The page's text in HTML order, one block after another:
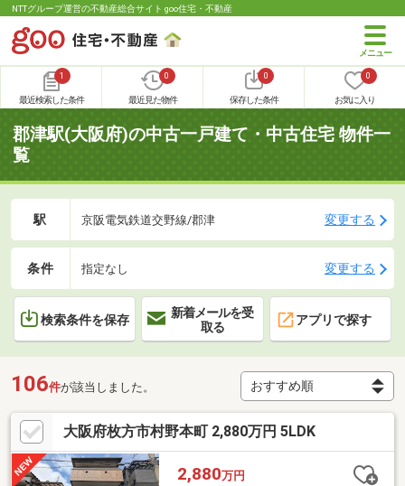
NTTグループ運営の不動産総合サイト goo住宅・不動産
1
最近検索した条件
0
最近見た物件
0
保存した条件
0
お気に入り
郡津駅(大阪府)の中古一戸建て・中古住宅 物件一
覧
駅 京阪電気鉄道交野線/郡津 変更する
条件 指定なし 変更する
検索条件を保存
新着メールを受
取る
アプリで探す
106件が該当しました。
大阪府枚方市村野本町 2,880万円 5LDK
2,880万円